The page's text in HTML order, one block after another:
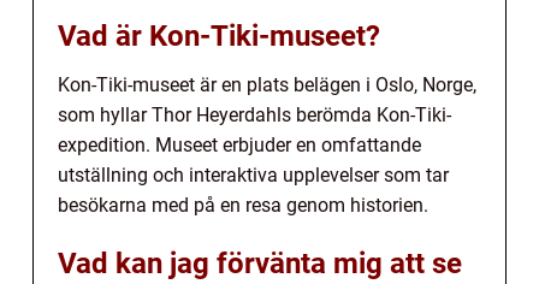
Vad är Kon-Tiki-museet?
Kon-Tiki-museet är en plats belägen i Oslo, Norge,
som hyllar Thor Heyerdahls berömda Kon-Tiki-
expedition. Museet erbjuder en omfattande
utställning och interaktiva upplevelser som tar
besökarna med på en resa genom historien.
Vad kan jag förvänta mig att se